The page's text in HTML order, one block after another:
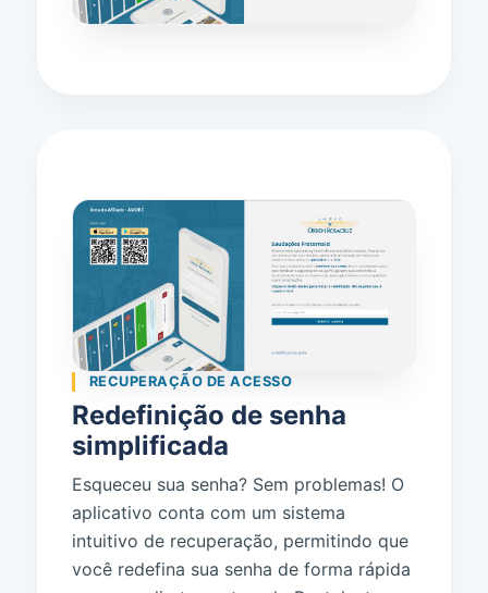
RECUPERAÇÃO DE ACESSO
Redefinição de senha
simplificada
Esqueceu sua senha? Sem problemas! O
aplicativo conta com um sistema
intuitivo de recuperação, permitindo que
você redefina sua senha de forma rápida